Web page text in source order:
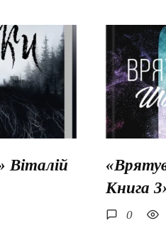
Віталій
Книга
0